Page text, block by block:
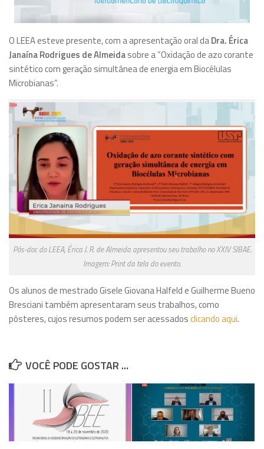
Eletroquímica Ambiental
Contato
Contato
Destaques
Eventos
O LEEA esteve presente, com a apresentação oral daDra. Érica
Janaína Rodrigues de Almeidasobre a “Oxidação de azo corante
sintético com geração simultânea de energia em Biocélulas
Microbianas”.
Pós-doc do LEEA, Érica J. R. de Almeida apresentou seu trabalho no XXIV SIBAE.
Imagem: Print da tela do evento.
Os alunos de mestrado Gisele Giovana Halfeld e Guilherme Bueno
Bresciani também apresentaram seus trabalhos, como
pôsteres, cujos resumos podem ser acessadosclicando aqui.
VOCÊ PODE GOSTAR ...